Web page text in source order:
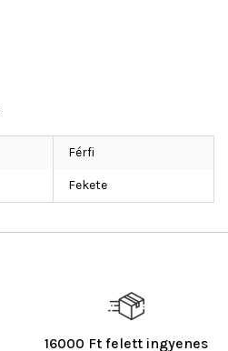
16000 Ft felett ingyenes
Férfi
Fekete